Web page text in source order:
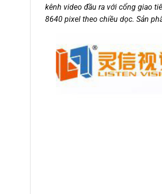
kênh video đầu ra với cổng giao
8640 pixel theo chiều dọc. Sản